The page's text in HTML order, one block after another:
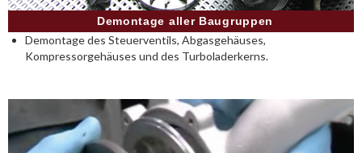
Demontage aller Baugruppen
Demontage des Steuerventils, Abgasgehäuses,
Kompressorgehäuses und des Turboladerkerns.